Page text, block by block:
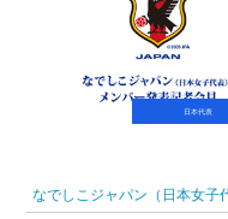
日本代表
なでしこジャパン（日本女